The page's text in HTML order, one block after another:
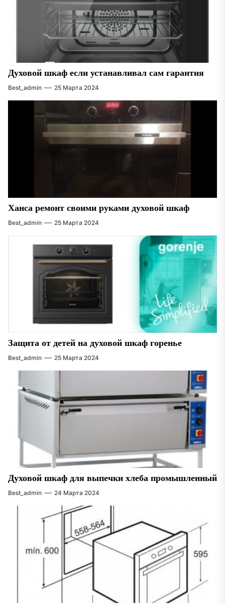
Духовой шкаф если устанавливал сам гарантия
Best_admin 25 Марта 2024
Ханса ремонт своими руками духовой шкаф
Best_admin 25 Марта 2024
Защита от детей на духовой шкаф горенье
Best_admin 25 Марта 2024
Духовой шкаф для выпечки хлеба промышленный
Best_admin 24 Марта 2024